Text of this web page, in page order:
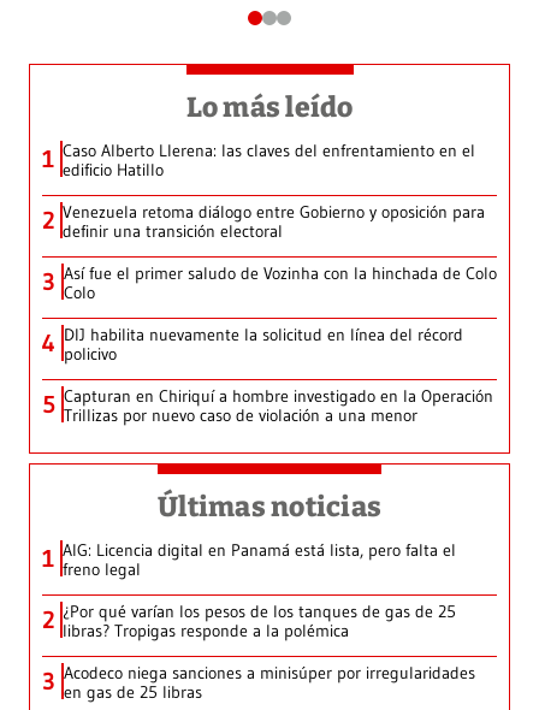
Lo más leído
1 Caso Alberto Llerena: las claves del enfrentamiento en el
edificio Hatillo
2 Venezuela retoma diálogo entre Gobierno y oposición para
definir una transición electoral
3 Así fue el primer saludo de Vozinha con la hinchada de Colo
Colo
4 DIJ habilita nuevamente la solicitud en línea del récord
policivo
5 Capturan en Chiriquí a hombre investigado en la Operación
Trillizas por nuevo caso de violación a una menor
Últimas noticias
1 AIG: Licencia digital en Panamá está lista, pero falta el
freno legal
2 ¿Por qué varían los pesos de los tanques de gas de 25
libras? Tropigas responde a la polémica
3 Acodeco niega sanciones a minisúper por irregularidades
en gas de 25 libras